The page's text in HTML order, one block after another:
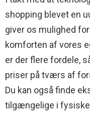
shopping blevet en
giver os mulighed
komforten af vores
er der flere fordele,
priser på tværs af
Du kan også finde
tilgængelige i fysiske